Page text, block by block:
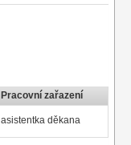
Pracovní zařazení
asistentka děkana